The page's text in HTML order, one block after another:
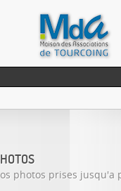
photos prises jusqu'a